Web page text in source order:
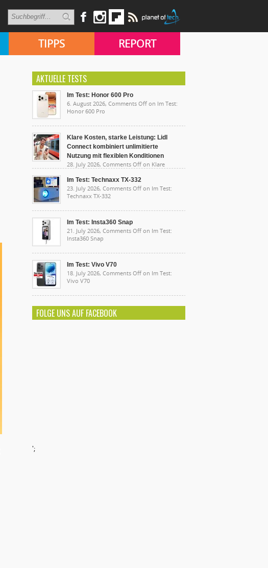
TIPPS REPORT
AKTUELLE TESTS
Im Test: Honor 600 Pro
6. August 2026, Comments Off on Im Test:
Honor 600 Pro
Klare Kosten, starke Leistung: Lidl
Connect kombiniert unlimitierte
Nutzung mit flexiblen Konditionen
28. July 2026, Comments Off on Klare
unlimitierte Nutzung mit flexiblen Konditionen
Im Test: Technaxx TX-332
23. July 2026, Comments Off on Im Test:
Technaxx TX-332
Im Test: Insta360 Snap
21. July 2026, Comments Off on Im Test:
Insta360 Snap
Im Test: Vivo V70
18. July 2026, Comments Off on Im Test:
Vivo V70
FOLGE UNS AUF FACEBOOK
';